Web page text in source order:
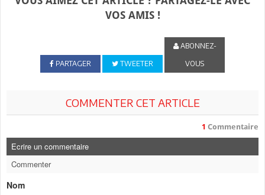
VOS AMIS !
PARTAGER TWEETER
ABONNEZ-
VOUS
COMMENTER CET ARTICLE
1 Commentaire
Ecrire un commentaire
Commenter
Nom